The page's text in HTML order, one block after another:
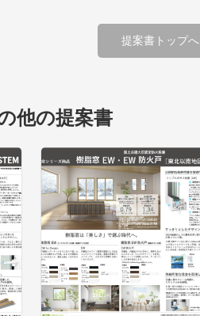
提案書トップへ
他の提案書